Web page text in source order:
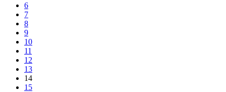
6
7
8
9
10
11
12
13
14
15